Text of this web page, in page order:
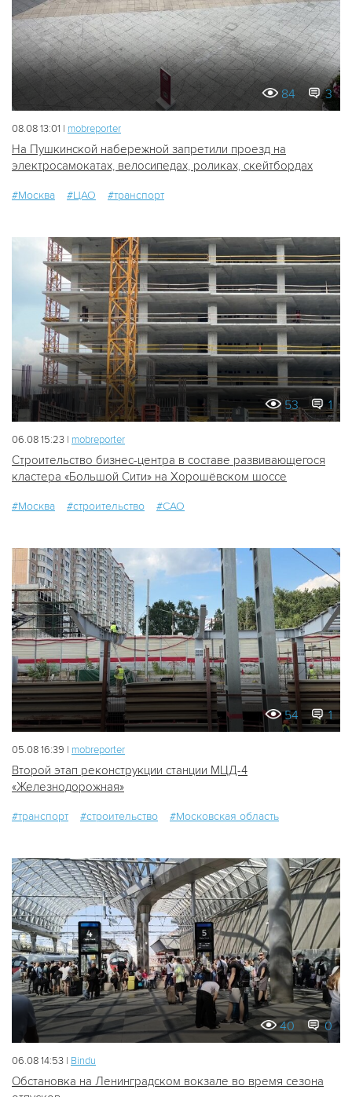
84 3
08.08 13:01 | mobreporter
На Пушкинской набережной запретили проезд на
электросамокатах, велосипедах, роликах, скейтбордах
#Москва #ЦАО #транспорт
53 1
06.08 15:23 | mobreporter
Строительство бизнес-центра в составе развивающегося
кластера «Большой Сити» на Хорошёвском шоссе
#Москва #строительство #САО
54 1
05.08 16:39 | mobreporter
Второй этап реконструкции станции МЦД-4
«Железнодорожная»
#транспорт #строительство #Московская область
40 0
06.08 14:53 | Bindu
Обстановка на Ленинградском вокзале во время сезона